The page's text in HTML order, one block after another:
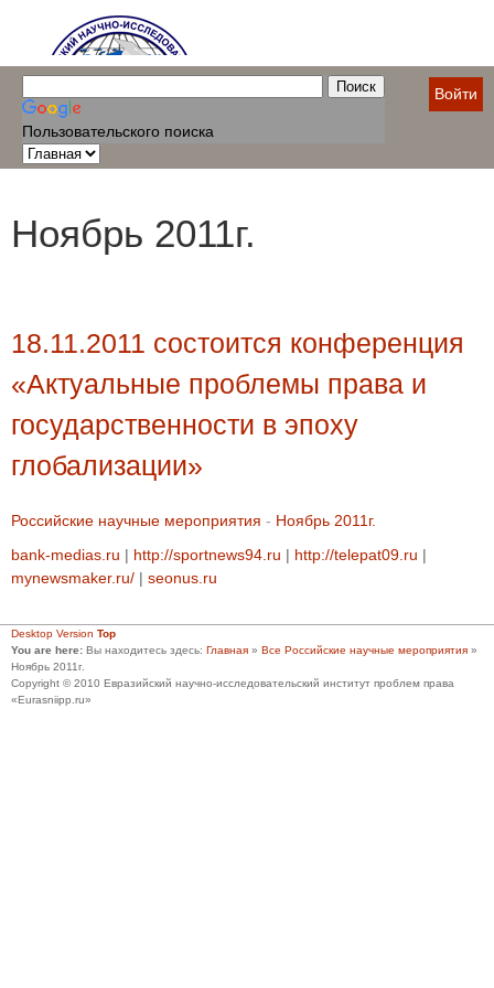
Пользовательского поиска
Войти
Ноябрь 2011г.
18.11.2011 состоится конференция
«Актуальные проблемы права и
государственности в эпоху
глобализации»
Российские научные мероприятия - Ноябрь 2011г.
bank-medias.ru | http://sportnews94.ru | http://telepat09.ru |
mynewsmaker.ru/ | seonus.ru
Desktop Version Top
You are here: Вы находитесь здесь: Главная » Все Российские научные мероприятия »
Ноябрь 2011г.
Copyright © 2010 Евразийский научно-исследовательский институт проблем права
«Eurasniipp.ru»